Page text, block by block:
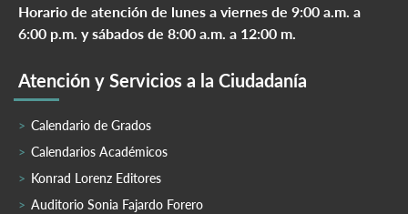
Horario de atención de lunes a viernes de 9:00 a.m. a
6:00 p.m. y sábados de 8:00 a.m. a 12:00 m.
Atención y Servicios a la Ciudadanía
Calendario de Grados
Calendarios Académicos
Konrad Lorenz Editores
Auditorio Sonia Fajardo Forero